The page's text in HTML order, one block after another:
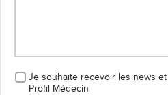
Je souhaite recevoir les news
Profil Médecin